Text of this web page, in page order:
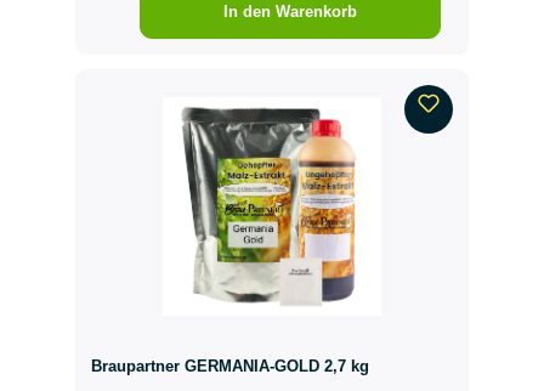
In den Warenkorb
Braupartner GERMANIA-GOLD 2,7 kg